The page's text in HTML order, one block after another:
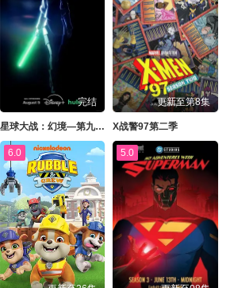
完结
星球大战：幻境—第九个绝地武士
更新至第8集
X战警97第二季
6.0 5.0